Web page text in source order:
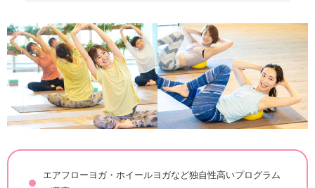
エアフローヨガ・ホイールヨガなど独自性高いプログラム